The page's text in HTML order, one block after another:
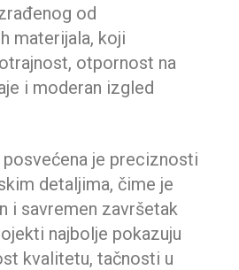
od
materijala, koji
otpornost na
i moderan izgled
posvećena je preciznosti
detaljima, čime je
i savremen završetak
najbolje pokazuju
kvalitetu, tačnosti u